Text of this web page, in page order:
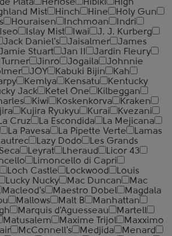
Plata Heriose Hibiki
High
Mist Hinch Hine
Holy Gun
Houraisen Inchmoan
Indri
Iseo Islay Mist Iwai
J. J. Kurberg
Jack Daniel's Jaisalmer
James
Stuart Jan II
Jardin Fleury
Jinro Jogaila
Johnnie
JOY Kabuki Bijin
Kah
Kemlya Kensatu
Kentucky
Jack Ketel One
Kilbeggan
Kiwi Koskenkorva
Kraken
Kujira Ryukyu Kurai
Kvezani
La Cruz La Escondida
La Mejicana
La Pavesa La Pipette Verte
Lamas
Lazy Dodo
Les Grands
Leyrat Lheraud
Licor 43
Limoncello di Capri
Loch Castle Lockwood
Louis
Lucky Nucky Mac Duncan
Mac
Macleod's Maestro Dobel
Magdala
Mallows Malt B
Manhattan
Marquis d'Aguesseau
Martell
Matusalem Maxime Trijol
Maxximo
McConnell's Medjida
Menard